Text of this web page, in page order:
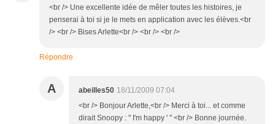
<br /> Une excellente idée de mêler toutes les histoires, je
penserai à toi si je le mets en application avec les élèves.<br
/> <br /> Bises Arlette<br /> <br /> <br />
Répondre
A abeilles50 18/11/2009 07:04
<br /> Bonjour Arlette,<br /> Merci à toi... et comme
dirait Snoopy : " I'm happy ' " <br /> Bonne journée.